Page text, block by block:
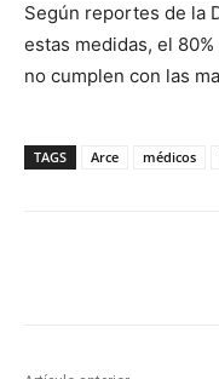
Según reportes de la
estas medidas, el
no cumplen con las
TAGS Arce médicos